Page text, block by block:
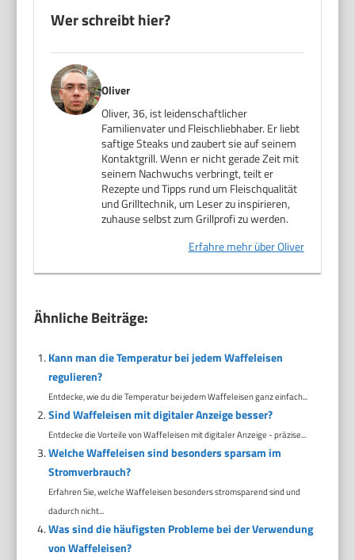
Wer schreibt hier?
Oliver
Oliver, 36, ist leidenschaftlicher
Familienvater und Fleischliebhaber. Er liebt
saftige Steaks und zaubert sie auf seinem
Kontaktgrill. Wenn er nicht gerade Zeit mit
seinem Nachwuchs verbringt, teilt er
Rezepte und Tipps rund um Fleischqualität
und Grilltechnik, um Leser zu inspirieren,
zuhause selbst zum Grillprofi zu werden.
Erfahre mehr über Oliver
Ähnliche Beiträge:
Kann man die Temperatur bei jedem Waffeleisen
regulieren?
Entdecke, wie du die Temperatur bei jedem Waffeleisen ganz einfach...
Sind Waffeleisen mit digitaler Anzeige besser?
Entdecke die Vorteile von Waffeleisen mit digitaler Anzeige - präzise...
Welche Waffeleisen sind besonders sparsam im
Stromverbrauch?
Erfahren Sie, welche Waffeleisen besonders stromsparend sind und
dadurch nicht...
Was sind die häufigsten Probleme bei der Verwendung
von Waffeleisen?